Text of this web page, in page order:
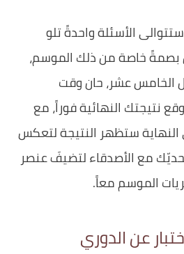
الأسئلة واحدةً تلو
بصمةً خاصة من ذلك الموسم،
الخامس عشر، حان وقت
نتيجتك النهائية فوراً، مع
ستظهر النتيجة لتعكس
مع الأصدقاء لتضيفَ عنصر
الموسم معاً.
عن الدوري